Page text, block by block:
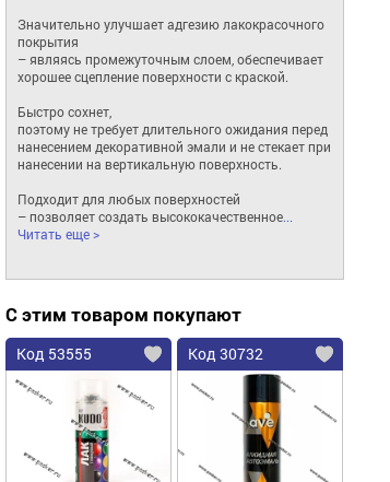
Значительно улучшает адгезию лакокрасочного
покрытия
– являясь промежуточным слоем, обеспечивает
хорошее сцепление поверхности с краской.
Быстро сохнет,
поэтому не требует длительного ожидания перед
нанесением декоративной эмали и не стекает при
нанесении на вертикальную поверхность.
Подходит для любых поверхностей
– позволяет создать высококачественное...
Читать еще >
С этим товаром покупают
Код 53555 Код 30732